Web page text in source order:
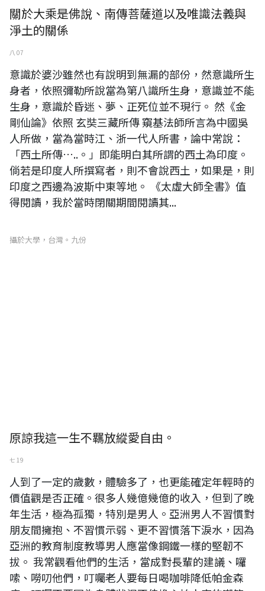
關於大乘是佛說、南傳菩薩道以及唯識法義與
淨土的關係
八 07
意識於婆沙雖然也有說明到無漏的部份，然意識所生
身者，依照彌勒所說當為第八識所生身，意識並不能
生身，意識於昏迷、夢、正死位並不現行。 然《金
剛仙論》依照 玄奘三藏所傳 窺基法師所言為中國吳
人所做，當為當時江、浙一代人所書，論中常說：
「西土所傳…..。」即能明白其所謂的西土為印度。
倘若是印度人所撰寫者，則不會說西土，如果是，則
印度之西邊為波斯中東等地。 《太虛大師全書》值
得閱讀，我於當時閉關期間閱讀其...
攝於大學，台灣。九份
原諒我這一生不羈放縱愛自由。
七 19
人到了一定的歲數，體驗多了，也更能確定年輕時的
價值觀是否正確。很多人幾億幾億的收入，但到了晚
年生活，極為孤獨，特別是男人。亞洲男人不習慣對
朋友間擁抱、不習慣示弱、更不習慣落下淚水，因為
亞洲的教育制度教導男人應當像鋼鐵一樣的堅韌不
拔。 我常觀看他們的生活，當成對長輩的建議、囉
嗦、嘮叨他們，叮囑老人要每日喝咖啡降低帕金森